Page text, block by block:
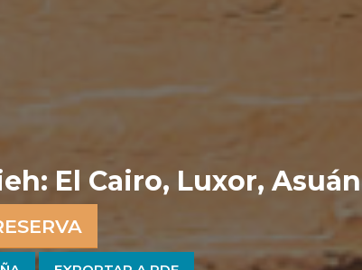
El Cairo, Luxor, Asuán